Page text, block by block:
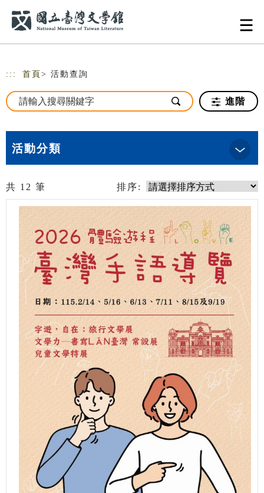
::: 首頁 > 活動查詢
進階
活動分類
共 12 筆 排序: